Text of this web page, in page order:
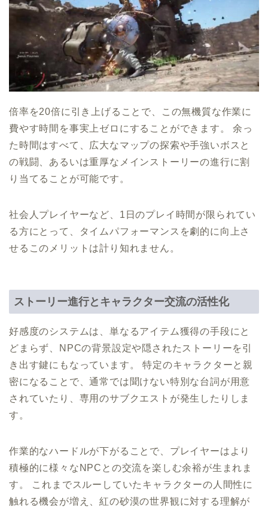
倍率を20倍に引き上げることで、この無機質な作業に
費やす時間を事実上ゼロにすることができます。 余っ
た時間はすべて、広大なマップの探索や手強いボスと
の戦闘、あるいは重厚なメインストーリーの進行に割
り当てることが可能です。
社会人プレイヤーなど、1日のプレイ時間が限られてい
る方にとって、タイムパフォーマンスを劇的に向上さ
せるこのメリットは計り知れません。
ストーリー進行とキャラクター交流の活性化
好感度のシステムは、単なるアイテム獲得の手段にと
どまらず、NPCの背景設定や隠されたストーリーを引
き出す鍵にもなっています。 特定のキャラクターと親
密になることで、通常では聞けない特別な台詞が用意
されていたり、専用のサブクエストが発生したりしま
す。
作業的なハードルが下がることで、プレイヤーはより
積極的に様々なNPCとの交流を楽しむ余裕が生まれま
す。 これまでスルーしていたキャラクターの人間性に
触れる機会が増え、紅の砂漠の世界観に対する理解が